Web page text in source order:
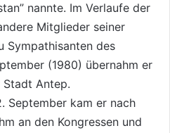
nannte. Im Verlaufe der
Mitglieder seiner
Sympathisanten des
(1980) übernahm er
Antep.
September kam er nach
an den Kongressen und